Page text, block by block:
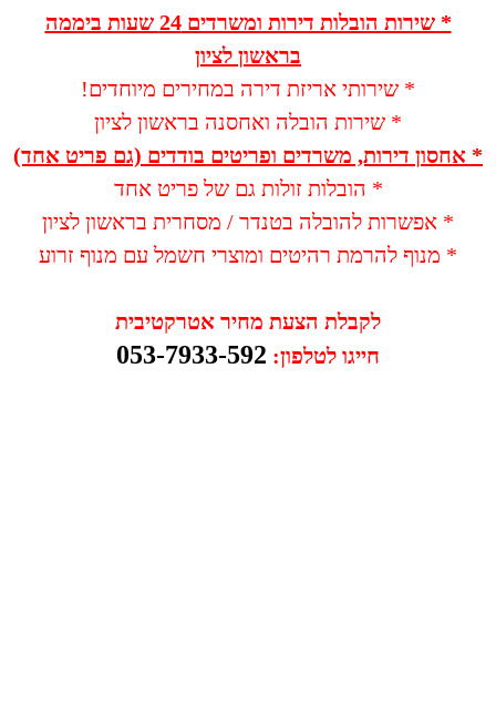
* שירות הובלות דירות ומשרדים 24 שעות ביממה
בראשון לציון
* שירותי אריזת דירה במחירים מיוחדים!
* שירות הובלה ואחסנה בראשון לציון
* אחסון דירות, משרדים ופריטים בודדים (גם פריט אחד)
* הובלות זולות גם של פריט אחד
* אפשרות להובלה בטנדר / מסחרית בראשון לציון
* מנוף להרמת רהיטים ומוצרי חשמל עם מנוף זרוע
לקבלת הצעת מחיר אטרקטיבית
חייגו לטלפון: 053-7933-592